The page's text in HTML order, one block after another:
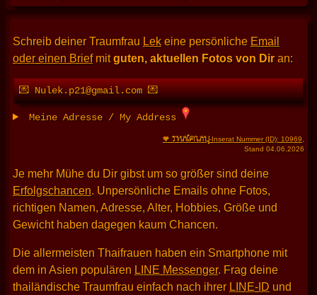
Schreib deiner Traumfrau Lek eine persönliche Email
oder einen Briefmitguten, aktuellen Fotos von Diran:
💌 Nulek.p21@gmail.com 💌
Meine Adresse / My Address
🧡 THAIFRAU-Inserat Nummer (ID): 10969,
Stand 04.06.2026
Je mehr Mühe du Dir gibst um so größer sind deine
Erfolgschancen. Unpersönliche Emails ohne Fotos,
richtigen Namen, Adresse, Alter, Hobbies, Größe und
Gewicht haben dagegen kaum Chancen.
Die allermeisten Thaifrauen haben ein Smartphone mit
dem in Asien populären LINE Messenger. Frag deine
thailändische Traumfrau einfach nach ihrer LINE-ID und